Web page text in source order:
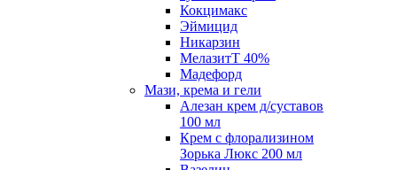
Кокцимакс
Эймицид
Никарзин
МелазитТ 40%
Мадефорд
Мази, крема и гели
Алезан крем д/суставов
100 мл
Крем с флорализином
Зорька Люкс 200 мл